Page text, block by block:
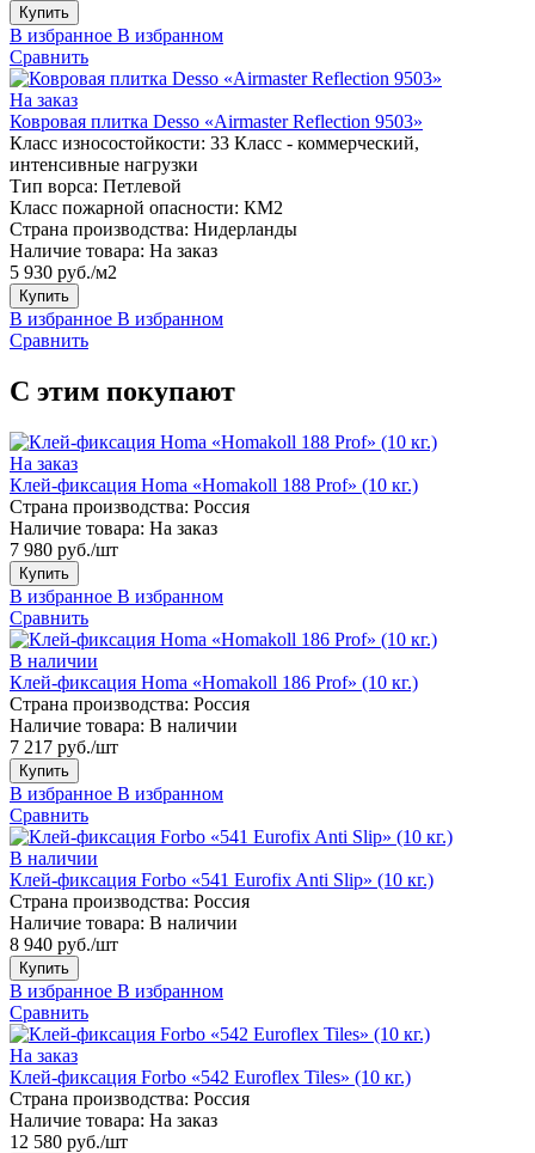
Купить
В избранное В избранном
Сравнить
На заказ
Ковровая плитка Desso «Airmaster Reflection 9503»
Класс износостойкости: 33 Класс - коммерческий,
интенсивные нагрузки
Тип ворса: Петлевой
Класс пожарной опасности: КМ2
Страна производства: Нидерланды
Наличие товара: На заказ
5 930 руб./м2
Купить
В избранное В избранном
Сравнить
С этим покупают
На заказ
Клей-фиксация Homa «Homakoll 188 Prof» (10 кг.)
Страна производства: Россия
Наличие товара: На заказ
7 980 руб./шт
Купить
В избранное В избранном
Сравнить
В наличии
Клей-фиксация Homa «Homakoll 186 Prof» (10 кг.)
Страна производства: Россия
Наличие товара: В наличии
7 217 руб./шт
Купить
В избранное В избранном
Сравнить
В наличии
Клей-фиксация Forbo «541 Eurofix Anti Slip» (10 кг.)
Страна производства: Россия
Наличие товара: В наличии
8 940 руб./шт
Купить
В избранное В избранном
Сравнить
На заказ
Клей-фиксация Forbo «542 Euroflex Tiles» (10 кг.)
Страна производства: Россия
Наличие товара: На заказ
12 580 руб./шт